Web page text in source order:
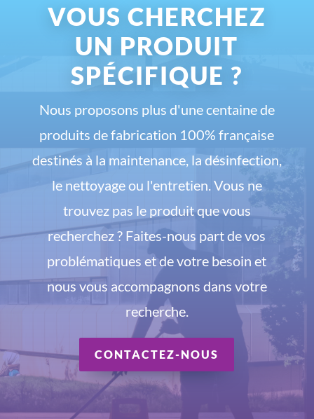
VOUS CHERCHEZ
UN PRODUIT
SPÉCIFIQUE ?
Nous proposons plus d'une centaine de
produits de fabrication 100% française
destinés à la maintenance, la désinfection,
le nettoyage ou l'entretien. Vous ne
trouvez pas le produit que vous
recherchez ? Faites-nous part de vos
problématiques et de votre besoin et
nous vous accompagnons dans votre
recherche.
CONTACTEZ-NOUS